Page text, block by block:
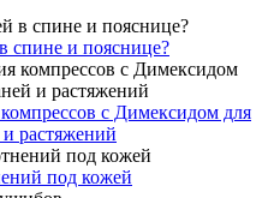
спине и пояснице?
с Димексидом для
растяжений
под кожей